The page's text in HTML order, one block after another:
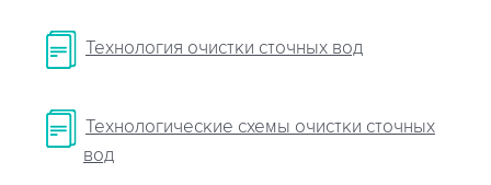
Технология очистки сточных вод
Технологические схемы очистки сточных
вод